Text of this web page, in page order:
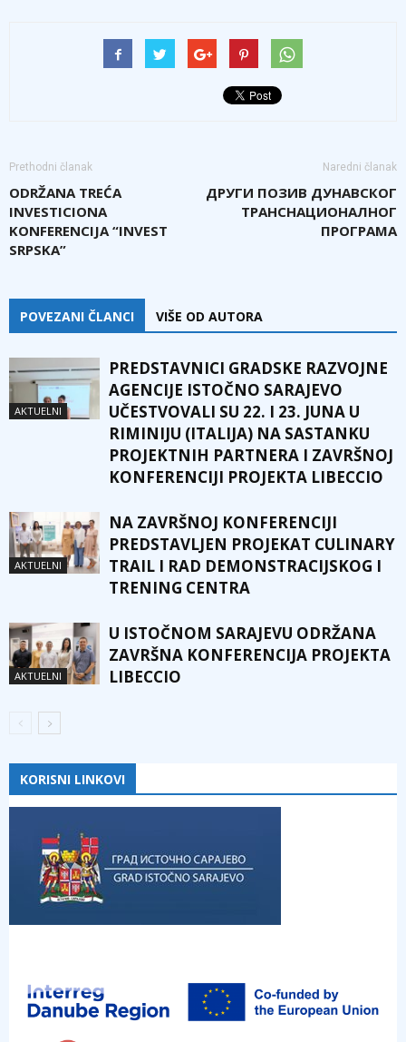
Prethodni članak
ODRŽANA TREĆA
INVESTICIONA
KONFERENCIJA “INVEST
SRPSKA”
Naredni članak
ДРУГИ ПОЗИВ ДУНАВСКОГ
ТРАНСНАЦИОНАЛНОГ
ПРОГРАМА
POVEZANI ČLANCI VIŠE OD AUTORA
AKTUELNI
PREDSTAVNICI GRADSKE RAZVOJNE
AGENCIJE ISTOČNO SARAJEVO
UČESTVOVALI SU 22. I 23. JUNA U
RIMINIJU (ITALIJA) NA SASTANKU
PROJEKTNIH PARTNERA I ZAVRŠNOJ
KONFERENCIJI PROJEKTA LIBECCIO
AKTUELNI
NA ZAVRŠNOJ KONFERENCIJI
PREDSTAVLJEN PROJEKAT CULINARY
TRAIL I RAD DEMONSTRACIJSKOG I
TRENING CENTRA
AKTUELNI
U ISTOČNOM SARAJEVU ODRŽANA
ZAVRŠNA KONFERENCIJA PROJEKTA
LIBECCIO
KORISNI LINKOVI